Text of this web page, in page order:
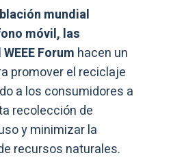
mundial
móvil, las
Forum hacen un
promover el reciclaje
a los consumidores a
recolección de
y minimizar la
recursos naturales.